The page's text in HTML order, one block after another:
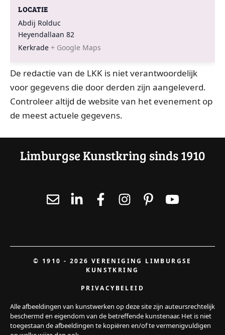
LOCATIE
Abdij Rolduc
Heyendallaan 82
Kerkrade + Google Maps
De redactie van de LKK is niet verantwoordelijk
voor gegevens die door derden zijn aangeleverd.
Controleer altijd de website van het evenement op
de meest actuele gegevens.
Limburgse Kunstkring sinds 1910
© 1910 - 2026 VERENIGING LIMBURGSE
KUNSTKRING
PRIVACYBELEID
Alle afbeeldingen van kunstwerken op deze site zijn auteursrechtelijk
beschermd en eigendom van de betreffende kunstenaar. Het is niet
toegestaan de afbeeldingen te kopiëren en/of te vermenigvuldigen